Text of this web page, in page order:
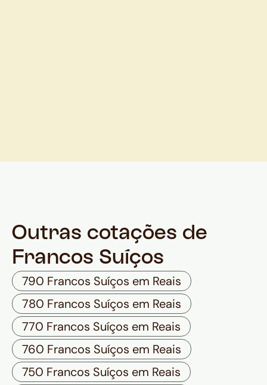
Outras cotações de
Francos Suíços
790 Francos Suíços em Reais
780 Francos Suíços em Reais
770 Francos Suíços em Reais
760 Francos Suíços em Reais
750 Francos Suíços em Reais